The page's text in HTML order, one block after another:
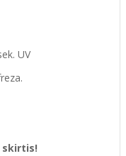
UV
skirtis!